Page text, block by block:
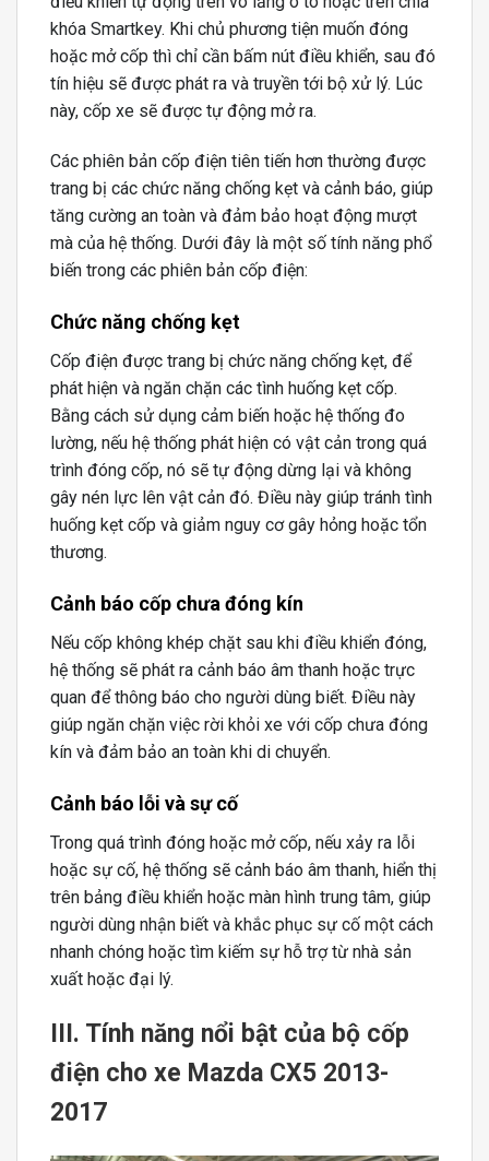
khóa Smartkey. Khi chủ phương tiện muốn đóng
hoặc mở cốp thì chỉ cần bấm nút điều khiển, sau đó
tín hiệu sẽ được phát ra và truyền tới bộ xử lý. Lúc
này, cốp xe sẽ được tự động mở ra.
Các phiên bản cốp điện tiên tiến hơn thường được
trang bị các chức năng chống kẹt và cảnh báo, giúp
tăng cường an toàn và đảm bảo hoạt động mượt
mà của hệ thống. Dưới đây là một số tính năng phổ
biến trong các phiên bản cốp điện:
Chức năng chống kẹt
Cốp điện được trang bị chức năng chống kẹt, để
phát hiện và ngăn chặn các tình huống kẹt cốp.
Bằng cách sử dụng cảm biến hoặc hệ thống đo
lường, nếu hệ thống phát hiện có vật cản trong quá
trình đóng cốp, nó sẽ tự động dừng lại và không
gây nén lực lên vật cản đó. Điều này giúp tránh tình
huống kẹt cốp và giảm nguy cơ gây hỏng hoặc tổn
thương.
Cảnh báo cốp chưa đóng kín
Nếu cốp không khép chặt sau khi điều khiển đóng,
hệ thống sẽ phát ra cảnh báo âm thanh hoặc trực
quan để thông báo cho người dùng biết. Điều này
giúp ngăn chặn việc rời khỏi xe với cốp chưa đóng
kín và đảm bảo an toàn khi di chuyển.
Cảnh báo lỗi và sự cố
Trong quá trình đóng hoặc mở cốp, nếu xảy ra lỗi
hoặc sự cố, hệ thống sẽ cảnh báo âm thanh, hiển thị
trên bảng điều khiển hoặc màn hình trung tâm, giúp
người dùng nhận biết và khắc phục sự cố một cách
nhanh chóng hoặc tìm kiếm sự hỗ trợ từ nhà sản
xuất hoặc đại lý.
III. Tính năng nổi bật của bộ cốp
điện cho xe Mazda CX5 2013-
2017